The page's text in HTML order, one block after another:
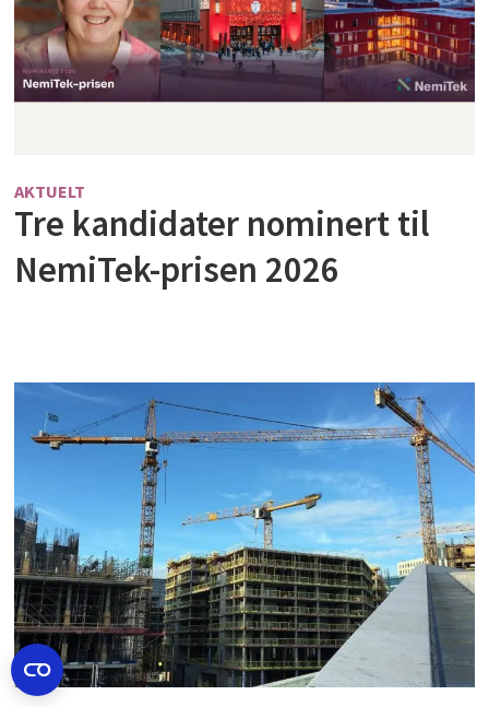
AKTUELT
Tre kandidater nominert til
NemiTek-prisen 2026